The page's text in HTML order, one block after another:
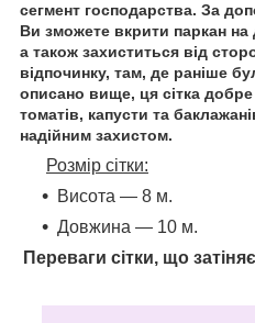
сегмент господарства. За
Ви зможете вкрити паркан на
а також захиститься від
відпочинку, там, де раніше
описано вище, ця сітка
томатів, капусти та
надійним захистом.
Розмір сітки:
Висота — 8 м.
Довжина — 10 м.
Переваги сітки, що